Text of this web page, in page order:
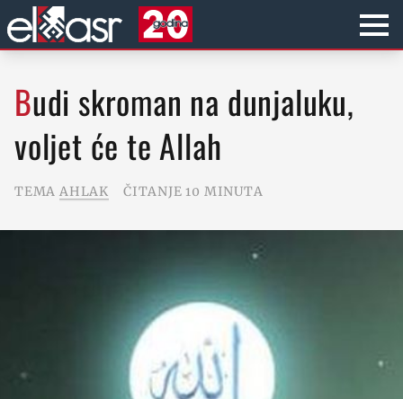
Budi skroman na dunjaluku,
voljet će te Allah
TEMA AHLAK ČITANJE 10 MINUTA